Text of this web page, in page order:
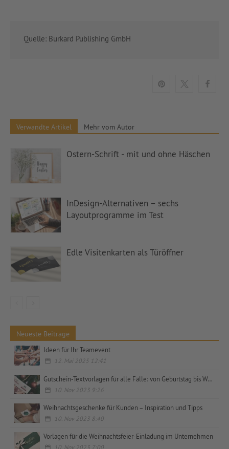
Quelle: Burkard Publishing GmbH
Verwandte Artikel Mehr vom Autor
Ostern-Schrift - mit und ohne Häschen
InDesign-Alternativen – sechs
Layoutprogramme im Test
Edle Visitenkarten als Türöffner
Neueste Beiträge
Ideen für Ihr Teamevent
12. Mai 2025 12:41
Gutschein-Textvorlagen für alle Fälle: von Geburtstag bis Weihnachten, privat und geschäftlich
10. Nov 2023 9:26
Weihnachtsgeschenke für Kunden – Inspiration und Tipps
10. Nov 2023 8:40
Vorlagen für die Weihnachtsfeier-Einladung im Unternehmen
10. Nov 2023 7:00